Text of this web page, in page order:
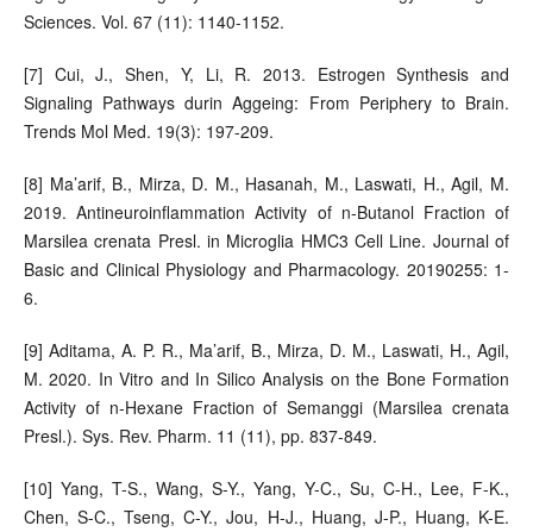
Sciences. Vol. 67 (11): 1140-1152.
[7] Cui, J., Shen, Y, Li, R. 2013. Estrogen Synthesis and
Signaling Pathways durin Aggeing: From Periphery to Brain.
Trends Mol Med. 19(3): 197-209.
[8] Ma’arif, B., Mirza, D. M., Hasanah, M., Laswati, H., Agil, M.
2019. Antineuroinflammation Activity of n-Butanol Fraction of
Marsilea crenata Presl. in Microglia HMC3 Cell Line. Journal of
Basic and Clinical Physiology and Pharmacology. 20190255: 1-
6.
[9] Aditama, A. P. R., Ma’arif, B., Mirza, D. M., Laswati, H., Agil,
M. 2020. In Vitro and In Silico Analysis on the Bone Formation
Activity of n-Hexane Fraction of Semanggi (Marsilea crenata
Presl.). Sys. Rev. Pharm. 11 (11), pp. 837-849.
[10] Yang, T-S., Wang, S-Y., Yang, Y-C., Su, C-H., Lee, F-K.,
Chen, S-C., Tseng, C-Y., Jou, H-J., Huang, J-P., Huang, K-E.